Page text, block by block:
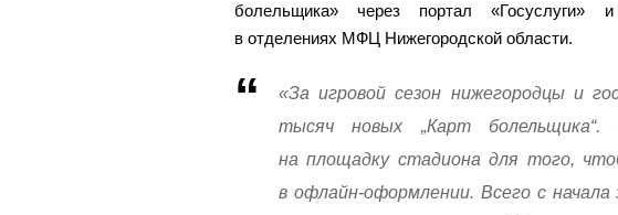
болельщика» через портал «Госуслуги»
в отделениях МФЦ Нижегородской области.
«За игровой сезон нижегородцы и
тысяч новых „Карт
на площадку стадиона для того,
в офлайн-оформлении. Всего с